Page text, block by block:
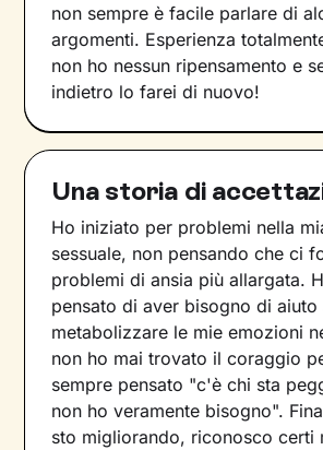
non sempre è facile parlare di
argomenti. Esperienza
non ho nessun ripensamento e
indietro lo farei di nuovo!
Una storia di
Ho iniziato per problemi nella
sessuale, non pensando che ci
problemi di ansia più allargata.
pensato di aver bisogno di aiuto
metabolizzare le mie emozioni
non ho mai trovato il coraggio
sempre pensato "c'è chi sta
non ho veramente bisogno".
sto migliorando, riconosco certi